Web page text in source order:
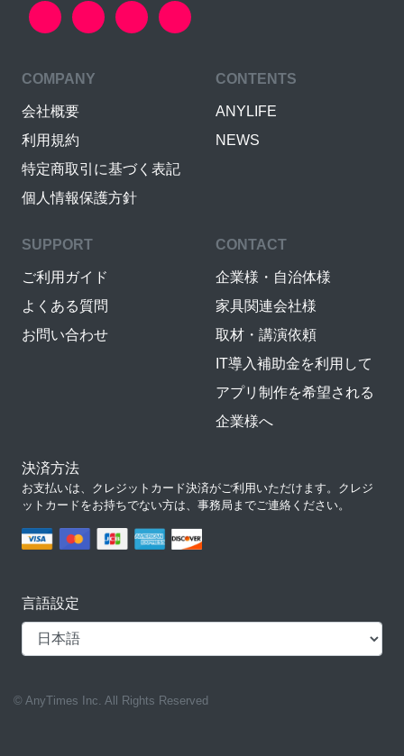
COMPANY
会社概要
利用規約
特定商取引に基づく表記
個人情報保護方針
CONTENTS
ANYLIFE
NEWS
SUPPORT
ご利用ガイド
よくある質問
お問い合わせ
CONTACT
企業様・自治体様
家具関連会社様
取材・講演依頼
IT導入補助金を利用して
アプリ制作を希望される
企業様へ
決済方法
お支払いは、クレジットカード決済がご利用いただけます。クレジ
ットカードをお持ちでない方は、事務局までご連絡ください。
言語設定
© AnyTimes Inc. All Rights Reserved